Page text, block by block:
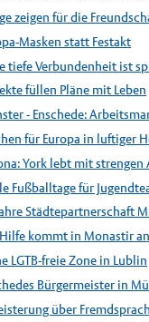
zeigen für die
Masken statt Festakt
tiefe Verbundenheit ist
füllen Pläne mit Leben
für Europa in luftiger
Städtepartnerschaft
kommt in Monastir an
LGTB-freie Zone in Lublin
Bürgermeister in
über